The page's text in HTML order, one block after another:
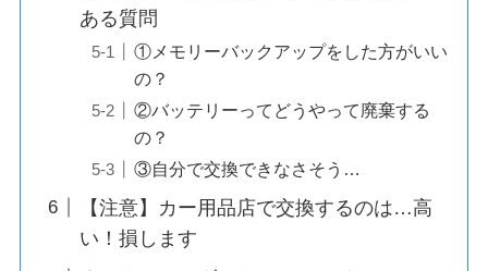
ある質問
①メモリーバックアップをした方がいい
の？
②バッテリーってどうやって廃棄する
の？
③自分で交換できなさそう…
【注意】カー用品店で交換するのは…高
い！損します